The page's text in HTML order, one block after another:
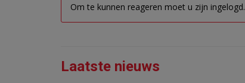
Om te kunnen reageren moet u zijn ingelogd.
Laatste nieuws